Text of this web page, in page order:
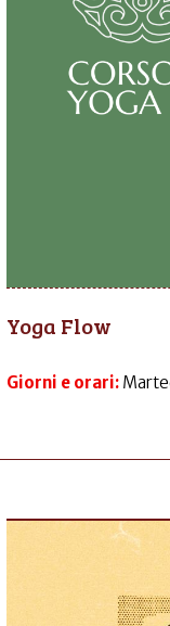
Yoga Flow
Giorni e orari: